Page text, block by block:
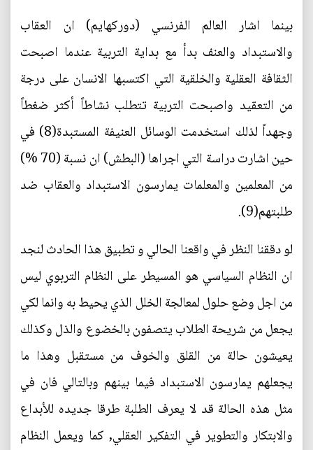
بينما اشار العالم الفرنسي (دوركهايم) ان العقاب
والاستبداد والعنف بدأ مع بداية التربية عندما اصبحت
الثقافة العقلية والخلقية التي اكتسبها الانسان على درجة
من التعقيد واصبحت التربية تتطلب نشاطاً أكثر ضغطاً
وجهداً لذلك استخدمت الوسائل العنيفة المستبدة(8) في
حين اشارت دراسة التي اجراها (البطش) ان نسبة (70 %)
من المعلمين والمعلمات يمارسون الاستبداد والعقاب ضد
طلبتهم(9).
لو دققنا النظر في واقعنا الحالي و تطبيق هذا الحادث لنجد
ان النظام السياسي هو المسيطر على النظام التربوي ليس
من اجل وضع حلول لمعالجة الخلل الذي يحيط به وانما لكي
يجعل من شريحة الطلاب يتصفون بالخضوع والذل وكذلك
يعيشون حالة من القلق والخوف من مستقبل وهذا ما
يجعلهم يمارسون الاستبداد فيما بينهم وبالتالي فان في
مثل هذه الحالة قد لا يعرف الطلبة طرقا جديده للأبداع
والابتكار والتطوير في التفكير العقلي, كما ويعمل النظام